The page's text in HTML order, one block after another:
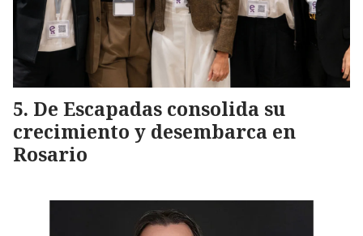
De Escapadas consolida su
crecimiento y desembarca en
Rosario